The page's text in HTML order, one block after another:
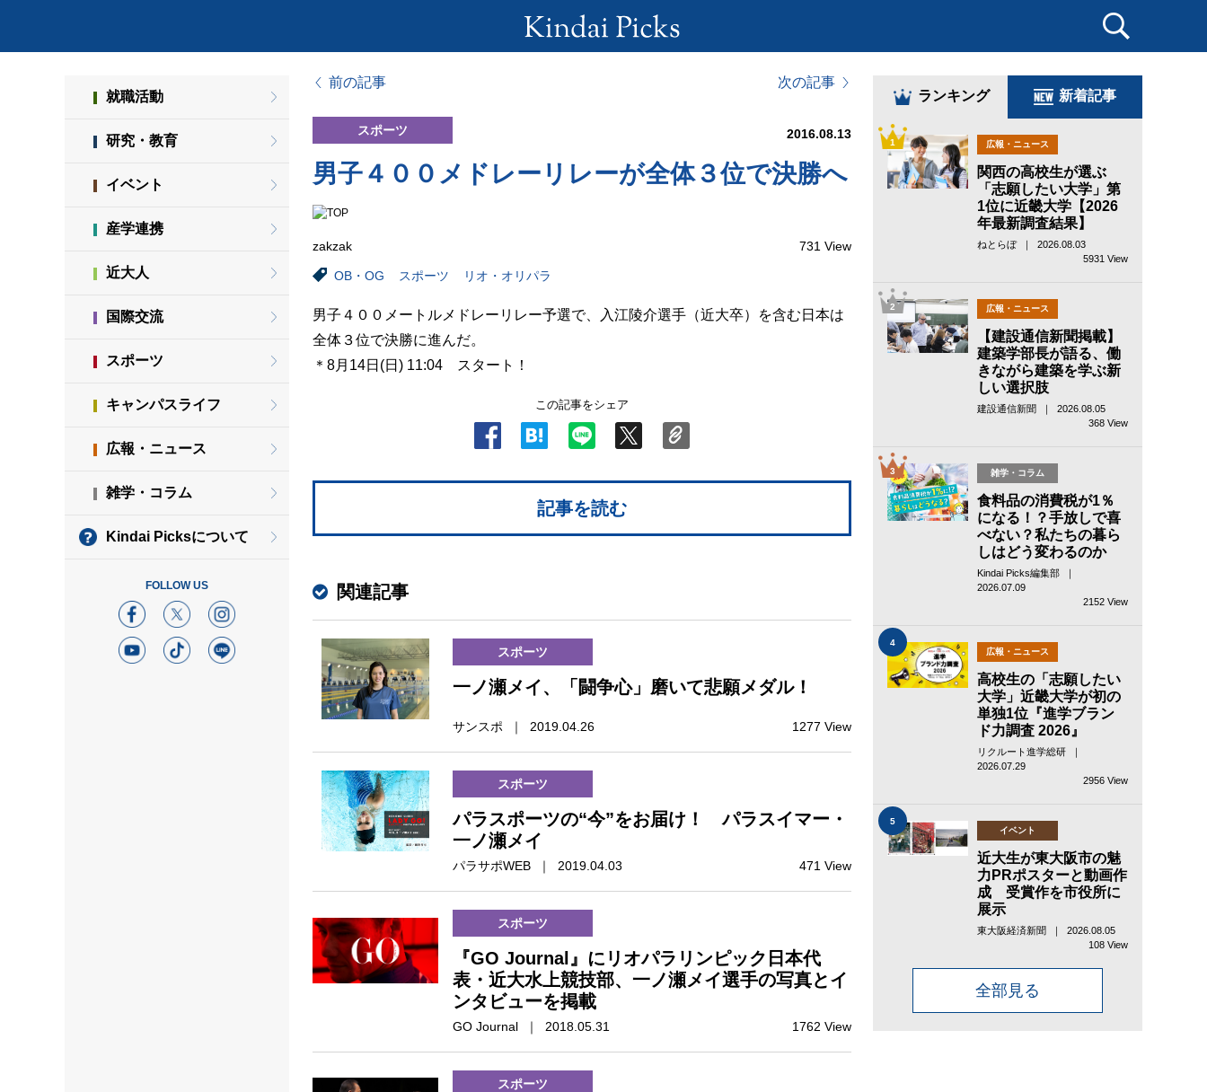
前の記事 次の記事
スポーツ 2016.08.13
男子４００メドレーリレーが全体３位で決勝へ
zakzak 731 View
OB・OG スポーツ リオ・オリパラ
男子４００メートルメドレーリレー予選で、入江陵介選手（近大卒）を含む日本は
全体３位で決勝に進んだ。
＊8月14日(日) 11:04 スタート！
この記事をシェア
記事を読む
関連記事
スポーツ
一ノ瀬メイ、「闘争心」磨いて悲願メダル！
サンスポ ｜ 2019.04.26 1277 View
スポーツ
パラスポーツの“今”をお届け！ パラスイマー・
一ノ瀬メイ
パラサポWEB ｜ 2019.04.03 471 View
スポーツ
『GO Journal』にリオパラリンピック日本代
表・近大水上競技部、一ノ瀬メイ選手の写真とイ
ンタビューを掲載
GO Journal ｜ 2018.05.31 1762 View
スポーツ
ランキング 新着記事
1 広報・ニュース
関西の高校生が選ぶ
「志願したい大学」第
1位に近畿大学【2026
年最新調査結果】
ねとらぼ ｜ 2026.08.03
5931 View
2 広報・ニュース
【建設通信新聞掲載】
建築学部長が語る、働
きながら建築を学ぶ新
しい選択肢
建設通信新聞 ｜ 2026.08.05
368 View
3 雑学・コラム
食料品の消費税が1％
になる！？手放しで喜
べない？私たちの暮ら
しはどう変わるのか
Kindai Picks編集部 ｜
2026.07.09
2152 View
4
広報・ニュース
高校生の「志願したい
大学」近畿大学が初の
単独1位『進学ブラン
ド力調査 2026』
リクルート進学総研 ｜
2026.07.29
2956 View
5
イベント
近大生が東大阪市の魅
力PRポスターと動画作
成 受賞作を市役所に
展示
東大阪経済新聞 ｜ 2026.08.05
108 View
全部見る
就職活動
研究・教育
イベント
産学連携
近大人
国際交流
スポーツ
キャンパスライフ
広報・ニュース
雑学・コラム
Kindai Picksについて
FOLLOW US